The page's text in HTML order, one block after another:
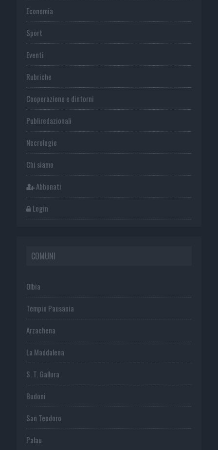
Economia
Sport
Eventi
Rubriche
Cooperazione e dintorni
Publiredazionali
Necrologie
Chi siamo
Abbonati
Login
COMUNI
Olbia
Tempio Pausania
Arzachena
La Maddalena
S. T. Gallura
Budoni
San Teodoro
Palau